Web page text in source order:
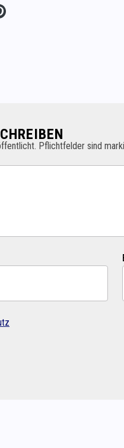
Pflichtfelder sind